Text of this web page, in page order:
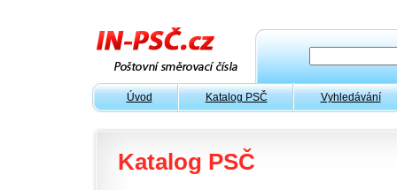
Úvod Katalog PSČ Vyhledávání
Katalog PSČ